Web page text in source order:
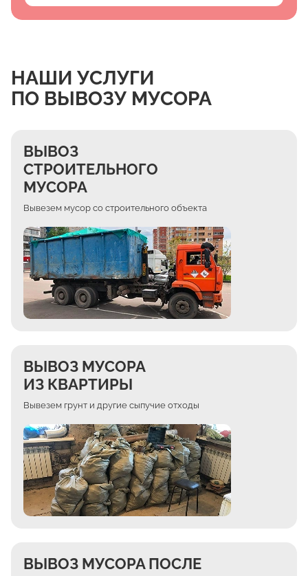
НАШИ УСЛУГИ
ПО ВЫВОЗУ МУСОРА
ВЫВОЗ
СТРОИТЕЛЬНОГО
МУСОРА
Вывезем мусор со строительного объекта
ВЫВОЗ МУСОРА
ИЗ КВАРТИРЫ
Вывезем грунт и другие сыпучие отходы
ВЫВОЗ МУСОРА ПОСЛЕ